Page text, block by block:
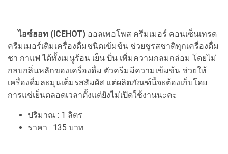
ไอซ์ฮอท (ICEHOT) ออลเพอโพส ครีมเมอร์ คอนเซ็นเทรด
ครีมเมอร์เติมเครื่องดื่มชนิดเข้มข้น ช่วยชูรสชาติทุกเครื่องดื่ม
ชา กาแฟ ได้ทั้งเมนูร้อน เย็น ปั่น เพิ่มความกลมกล่อม โดยไม่
กลบกลิ่นหลักของเครื่องดื่ม ตัวครีมมีความเข้มข้น ช่วยให้
เครื่องดื่มละมุนเต็มรสสัมผัส แต่ผลิตภัณฑ์นี้จะต้องเก็บโดย
การแช่เย็นตลอดเวลาตั้งแต่ยังไม่เปิดใช้งานนะคะ
ปริมาณ : 1 ลิตร
ราคา : 135 บาท